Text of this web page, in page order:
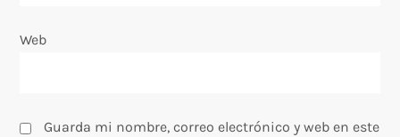
a
Web
Guarda mi nombre, correo electrónico y web en este